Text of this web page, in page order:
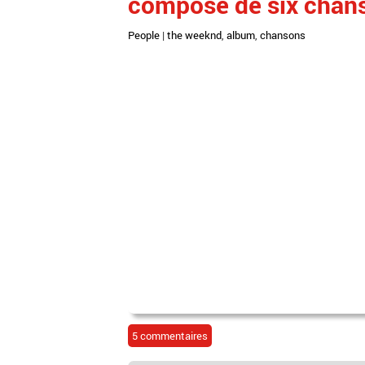
People | the weeknd album chansons
5 commentaires